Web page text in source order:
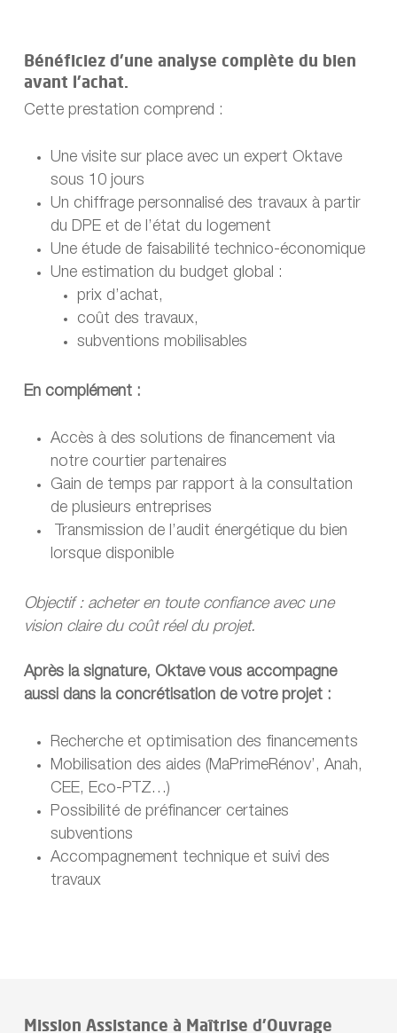
Bénéficiez d’une analyse complète du bien
avant l’achat.
Cette prestation comprend :
Une visite sur place avec un expert Oktave
sous 10 jours
Un chiffrage personnalisé des travaux à partir
du DPE et de l’état du logement
Une étude de faisabilité technico-économique
Une estimation du budget global :
prix d’achat,
coût des travaux,
subventions mobilisables
En complément :
Accès à des solutions de financement via
notre courtier partenaires
Gain de temps par rapport à la consultation
de plusieurs entreprises
Transmission de l’audit énergétique du bien
lorsque disponible
Objectif : acheter en toute confiance avec une
vision claire du coût réel du projet.
Après la signature, Oktave vous accompagne
aussi dans la concrétisation de votre projet :
Recherche et optimisation des financements
Mobilisation des aides (MaPrimeRénov’, Anah,
CEE, Eco-PTZ…)
Possibilité de préfinancer certaines
subventions
Accompagnement technique et suivi des
travaux
Mission Assistance à Maîtrise d’Ouvrage